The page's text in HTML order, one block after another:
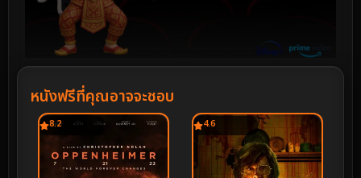
หนังฟรีที่คุณอาจจะชอบ
8.2 4.6